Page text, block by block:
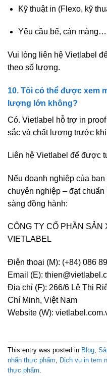
Kỹ thuật in (Flexo, kỹ
Yêu cầu bế, cán màng…
Vui lòng liên hệ Vietlabel
theo số lượng.
10. Tôi có thể được xem
lượng lớn không?
Có. Vietlabel hỗ trợ in proof
sắc và chất lượng trước
Liên hệ Vietlabel để được
Nếu doanh nghiệp của bạn
chuyên nghiệp – đạt chuẩn
sàng đồng hành:
CÔNG TY CỔ PHẦN SẢN
VIETLABEL
Điện thoại (M): (+84) 086
Email (E):
Địa chỉ (F): 266/6 Lê Thị
Chí Minh, Việt Nam
Website (W):
This entry was posted in Blog
nhãn thực phẩm
Dịch vụ in tem
thực phẩm